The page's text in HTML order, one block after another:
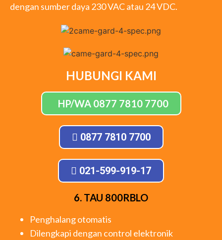
dengan sumber daya 230 VAC atau 24 VDC.
HUBUNGI KAMI
HP/WA 0877 7810 7700
0877 7810 7700
021-599-919-17
6. TAU 800RBLO
Penghalang otomatis
Dilengkapi dengan control elektronik